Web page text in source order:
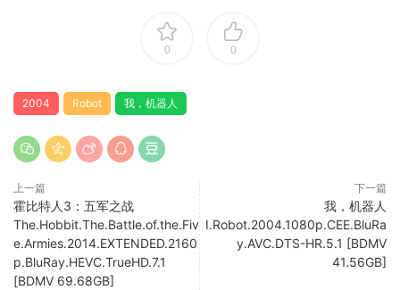
0 0
2004 Robot 我，机器人
上一篇
霍比特人3：五军之战
The.Hobbit.The.Battle.of.the.Fiv
e.Armies.2014.EXTENDED.2160
p.BluRay.HEVC.TrueHD.7.1
[BDMV 69.68GB]
下一篇
我，机器人
I.Robot.2004.1080p.CEE.BluRa
y.AVC.DTS-HR.5.1 [BDMV
41.56GB]